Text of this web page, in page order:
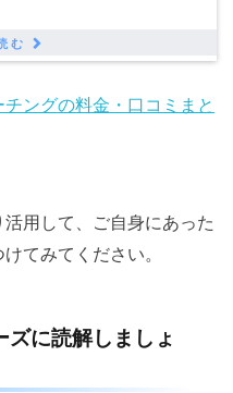
ングの料金・口コミまと
用して、ご自身にあった
てみてください。
に読解しましょ